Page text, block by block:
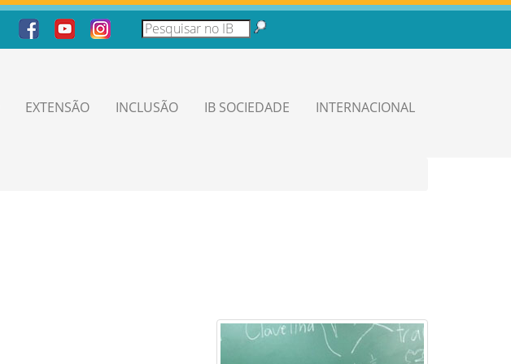
EXTENSÃO INCLUSÃO IB SOCIEDADE INTERNACIONAL